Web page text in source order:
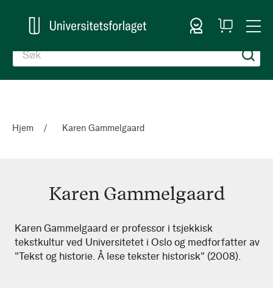
Logg inn
Handlekurv
Hjem Karen Gammelgaard
Karen Gammelgaard
Karen
Gammelgaard
Karen Gammelgaard er professor i tsjekkisk
tekstkultur ved Universitetet i Oslo og medforfatter av
"Tekst og historie. Å lese tekster historisk" (2008).